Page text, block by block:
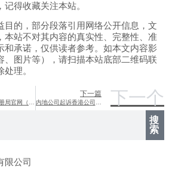
得收藏关注本站。
目的，部分段落引用网络公开信息，文
本站不对其内容的真实性、完整性、准
和承诺，仅供读者参考。如本文内容影
、图片等），请扫描本站底部二维码联
理。
下一篇 下一个
搜
索
限公司